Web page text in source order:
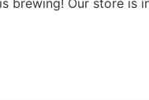
brewing! Our store is